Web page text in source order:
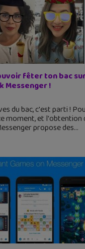
fêter ton bac
Messenger !
du bac, c'est parti !
moment, et l'obtention
propose des